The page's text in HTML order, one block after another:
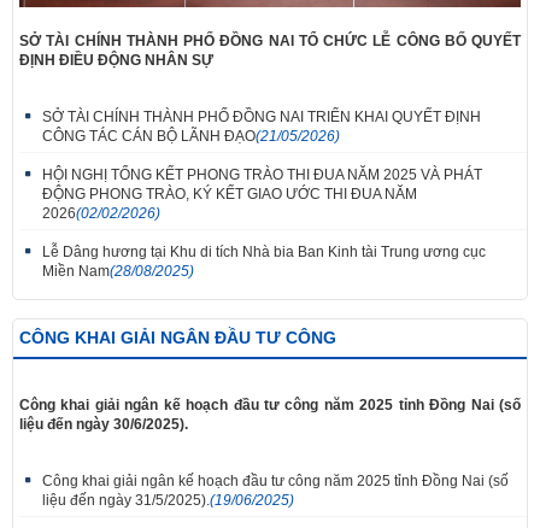
SỞ TÀI CHÍNH THÀNH PHỐ ĐỒNG NAI TỔ CHỨC LỄ CÔNG BỐ QUYẾT
ĐỊNH ĐIỀU ĐỘNG NHÂN SỰ
SỞ TÀI CHÍNH THÀNH PHỐ ĐỒNG NAI TRIỂN KHAI QUYẾT ĐỊNH
CÔNG TÁC CÁN BỘ LÃNH ĐẠO(21/05/2026)
HỘI NGHỊ TỔNG KẾT PHONG TRÀO THI ĐUA NĂM 2025 VÀ PHÁT
ĐỘNG PHONG TRÀO, KÝ KẾT GIAO ƯỚC THI ĐUA NĂM
2026(02/02/2026)
Lễ Dâng hương tại Khu di tích Nhà bia Ban Kinh tài Trung ương cục
Miền Nam(28/08/2025)
CÔNG KHAI GIẢI NGÂN ĐẦU TƯ CÔNG
Công khai giải ngân kế hoạch đầu tư công năm 2025 tỉnh Đồng Nai (số
liệu đến ngày 30/6/2025).
Công khai giải ngân kế hoạch đầu tư công năm 2025 tỉnh Đồng Nai (số
liệu đến ngày 31/5/2025). (19/06/2025)